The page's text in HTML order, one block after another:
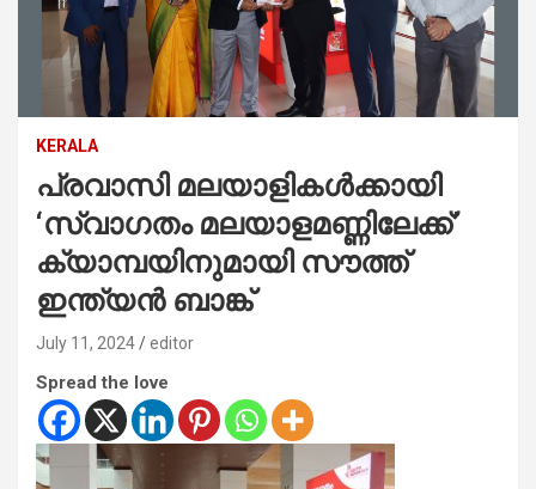
KERALA
പ്രവാസി മലയാളികൾക്കായി
‘സ്വാഗതം മലയാളമണ്ണിലേക്ക്’
ക്യാമ്പയിനുമായി സൗത്ത്
ഇന്ത്യൻ ബാങ്ക്
July 11, 2024 editor
Spread the love